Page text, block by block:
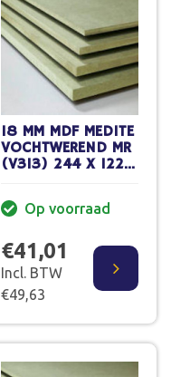
18 MM MDF MEDITE
VOCHTWEREND MR
(V313) 244 X 122
Op voorraad
€41,01
Incl. BTW
€49,63